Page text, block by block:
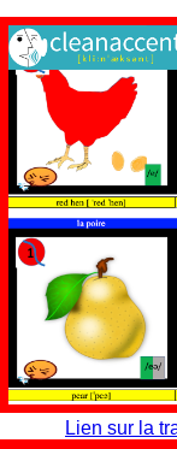
Lien sur la